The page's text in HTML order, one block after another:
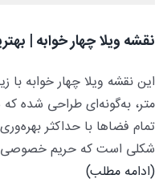
نقشه ویلا چهار خوابه |
متر، به‌گونه‌ای طراحی شده
تمام فضاها با حداکثر
شکلی است که حریم خصوصی
(ادامه مطلب)